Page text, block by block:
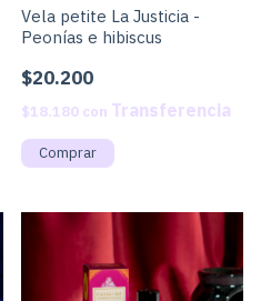
Vela petite La Justicia -
Peonías e hibiscus
$20.200
$18.180 con